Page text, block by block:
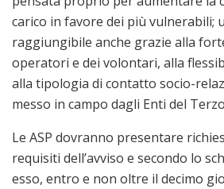
carico in favore dei più vulnerabili;
raggiungibile anche grazie alla
operatori e dei volontari, alla
alla tipologia di contatto socio-
messo in campo dagli Enti del
Le ASP dovranno presentare
requisiti dell’avviso e secondo lo
esso, entro e non oltre il decimo